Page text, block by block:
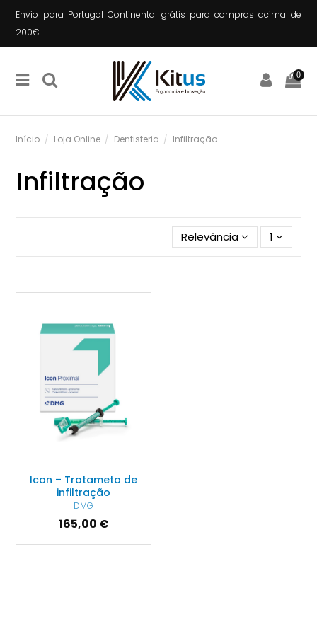
Envio para Portugal Continental grátis para compras acima de
200€
0
Início Loja Online Dentisteria Infiltração
Infiltração
Relevância 1
Icon – Tratameto de
infiltração
DMG
165,00 €